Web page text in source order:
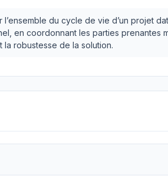
du cycle de vie d’un projet
en coordonnant les parties prenantes
la robustesse de la solution.